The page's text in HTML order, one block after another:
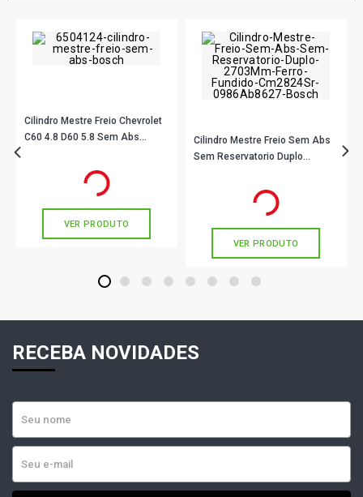
Cilindro Mestre Freio Chevrolet
C60 4.8 D60 5.8 Sem Abs
0986Ab8617 Bosch
em até 10x de
VER PRODUTO
Cilindro Mestre Freio Sem Abs
Sem Reservatorio Duplo
Cm2824Sr 0986Ab8627 Bosch
em até 10x de
VER PRODUTO
1 2 3 4 5 6 7 8
RECEBA NOVIDADES